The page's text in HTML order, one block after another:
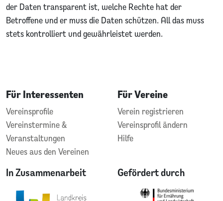
der Daten transparent ist, welche Rechte hat der
Betroffene und er muss die Daten schützen. All das muss
stets kontrolliert und gewährleistet werden.
Für Interessenten
Vereinsprofile
Vereinstermine &
Veranstaltungen
Neues aus den Vereinen
Für Vereine
Verein registrieren
Vereinsprofil ändern
Hilfe
In Zusammenarbeit Gefördert durch